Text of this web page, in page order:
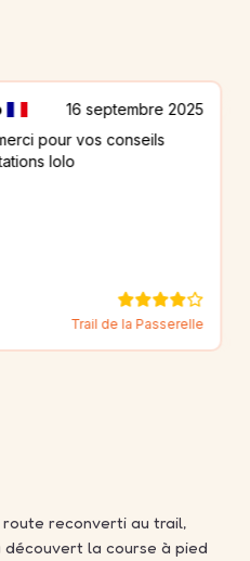
septembre 2025
vos conseils
Trail de la Passerelle
reconverti au trail,
découvert la course à pied